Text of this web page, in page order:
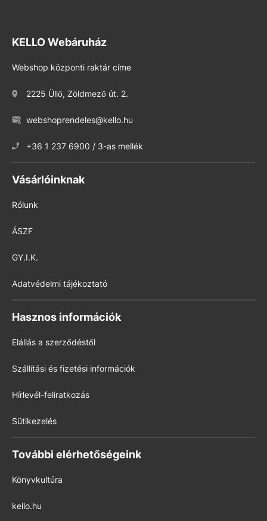
KELLO Webáruház
Webshop központi raktár címe
2225 Üllő, Zöldmező út. 2.
webshoprendeles@kello.hu
+36 1 237 6900 / 3-as mellék
Vásárlóinknak
Rólunk
ÁSZF
GY.I.K.
Adatvédelmi tájékoztató
Hasznos információk
Elállás a szerződéstől
Szállítási és fizetési információk
Hírlevél-feliratkozás
Sütikezelés
További elérhetőségeink
Könyvkultúra
kello.hu